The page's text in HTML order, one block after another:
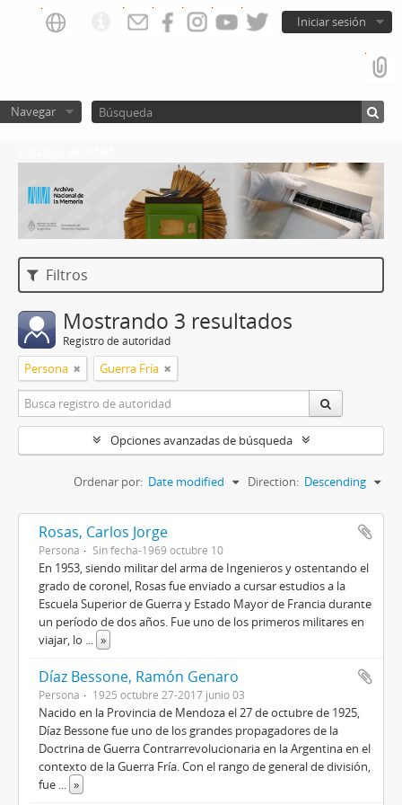
Iniciar sesión
Navegar
Filtros
Mostrando 3 resultados
Registro de autoridad
Persona Guerra Fría
Opciones avanzadas de búsqueda
Ordenar por: Date modified Direction: Descending
Rosas, Carlos Jorge
Persona Sin fecha-1969 octubre 10
En 1953, siendo militar del arma de Ingenieros y ostentando el
grado de coronel, Rosas fue enviado a cursar estudios a la
Escuela Superior de Guerra y Estado Mayor de Francia durante
un período de dos años. Fue uno de los primeros militares en
viajar, lo ... »
Díaz Bessone, Ramón Genaro
Persona 1925 octubre 27-2017 junio 03
Nacido en la Provincia de Mendoza el 27 de octubre de 1925,
Díaz Bessone fue uno de los grandes propagadores de la
Doctrina de Guerra Contrarrevolucionaria en la Argentina en el
contexto de la Guerra Fría. Con el rango de general de división,
fue ... »